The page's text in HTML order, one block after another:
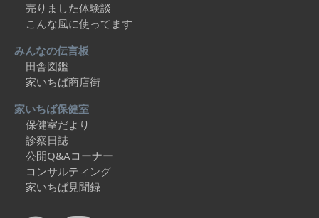
売りました体験談
こんな風に使ってます
みんなの伝言板
田舎図鑑
家いちば商店街
家いちば保健室
保健室だより
診察日誌
公開Q&Aコーナー
コンサルティング
家いちば見聞録